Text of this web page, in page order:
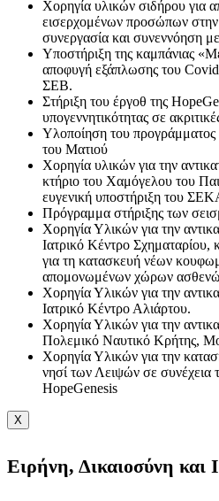
Χορηγία υλικών σιδήρου για
εισερχομένων προσώπων
συνεργασία και συνεννόηση
Υποστήριξη της καμπάνιας
αποφυγή εξάπλωσης του
ΣΕΒ.
Στήριξη του έργοθ της
υπογεννητικότητας σε
Υλοποίηση του
του Ματιού
Χορηγία υλικών για την
κτήριο του Χαμόγελου του
ευγενική υποστήριξη του
Πρόγραμμα στήριξης των
Χορηγία Υλικών για την
Ιατρικό Κέντρο
για τη κατασκευή νέων
απομονωμένων χώρων
Χορηγία Υλικών για την
Ιατρικό Κέντρο Αλιάρτου.
Χορηγία Υλικών για την
Πολεμικό Ναυτικό Κρήτης,
Χορηγία Υλικών για την
νησί των Λειψών σε συνέχεια
HopeGenesis
X
Ειρήνη, Δικαιοσύνη και